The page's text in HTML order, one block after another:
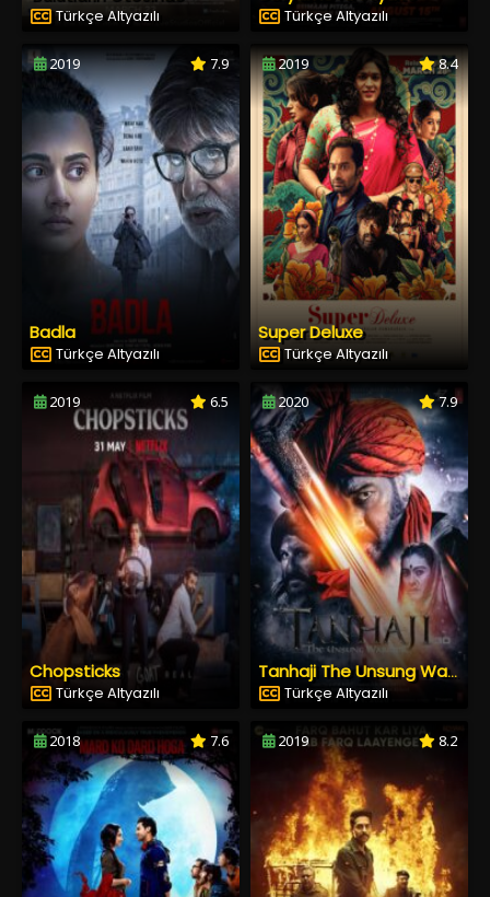
Türkçe Altyazılı Türkçe Altyazılı
2019 7.9
Badla
Türkçe Altyazılı
2019 8.4
Super Deluxe
Türkçe Altyazılı
2019 6.5
Chopsticks
Türkçe Altyazılı
2020 7.9
Tanhaji The Unsung Warrior
Türkçe Altyazılı
2018 7.6 2019 8.2